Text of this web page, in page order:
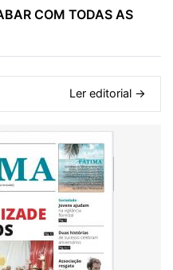
COM TODAS AS
Ler editorial →